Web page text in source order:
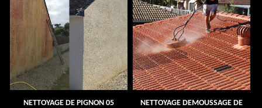
NETTOYAGE DE PIGNON 05
NETTOYAGE DEMOUSSAGE DE